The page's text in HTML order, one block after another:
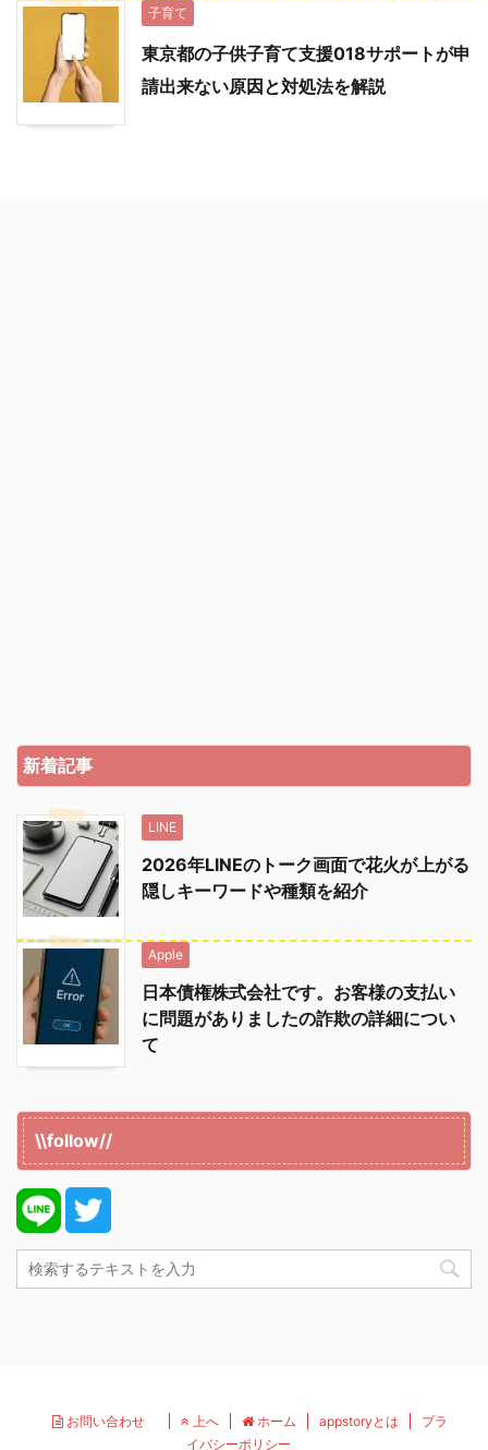
子育て
東京都の子供子育て支援018サポートが申
請出来ない原因と対処法を解説
新着記事
LINE
2026年LINEのトーク画面で花火が上がる
隠しキーワードや種類を紹介
Apple
日本債権株式会社です。お客様の支払い
に問題がありましたの詐欺の詳細につい
て
\\follow//
お問い合わせ 上へ ホーム appstoryとは
プラ
イバシーポリシー